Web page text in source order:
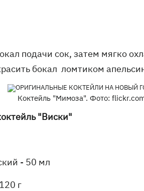
подачи сок, затем мягко
бокал ломтиком
Коктейль "Мимоза". Фото:
"Виски"
- 50 мл
г